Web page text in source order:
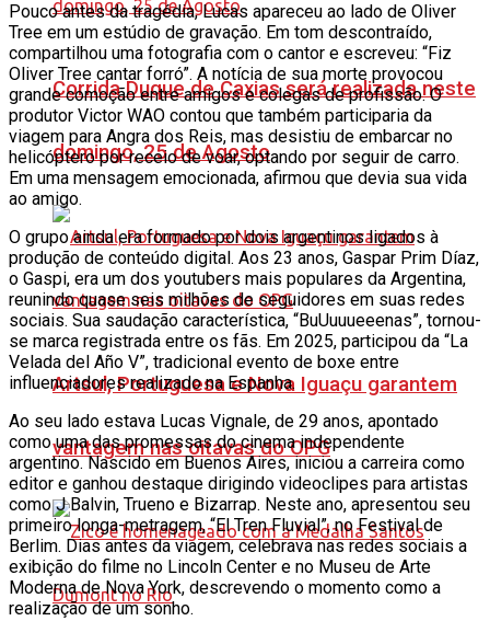
Corrida Duque de Caxias será realizada neste
domingo, 25 de Agosto
Artsul, Portuguesa e Nova Iguaçu garantem
vantagem nas oitavas do OPG
Pouco antes da tragédia, Lucas apareceu ao lado de Oliver
Tree em um estúdio de gravação. Em tom descontraído,
compartilhou uma fotografia com o cantor e escreveu: “Fiz
Oliver Tree cantar forró”. A notícia de sua morte provocou
grande comoção entre amigos e colegas de profissão. O
produtor Victor WAO contou que também participaria da
viagem para Angra dos Reis, mas desistiu de embarcar no
helicóptero por receio de voar, optando por seguir de carro.
Em uma mensagem emocionada, afirmou que devia sua vida
ao amigo.
O grupo ainda era formado por dois argentinos ligados à
produção de conteúdo digital. Aos 23 anos, Gaspar Prim Díaz,
o Gaspi, era um dos youtubers mais populares da Argentina,
reunindo quase seis milhões de seguidores em suas redes
sociais. Sua saudação característica, “BuUuuueeenas”, tornou-
se marca registrada entre os fãs. Em 2025, participou da “La
Velada del Año V”, tradicional evento de boxe entre
influenciadores realizado na Espanha.
Ao seu lado estava Lucas Vignale, de 29 anos, apontado
como uma das promessas do cinema independente
argentino. Nascido em Buenos Aires, iniciou a carreira como
editor e ganhou destaque dirigindo videoclipes para artistas
como J Balvin, Trueno e Bizarrap. Neste ano, apresentou seu
primeiro longa-metragem, “El Tren Fluvial”, no Festival de
Berlim. Dias antes da viagem, celebrava nas redes sociais a
exibição do filme no Lincoln Center e no Museu de Arte
Moderna de Nova York, descrevendo o momento como a
realização de um sonho.